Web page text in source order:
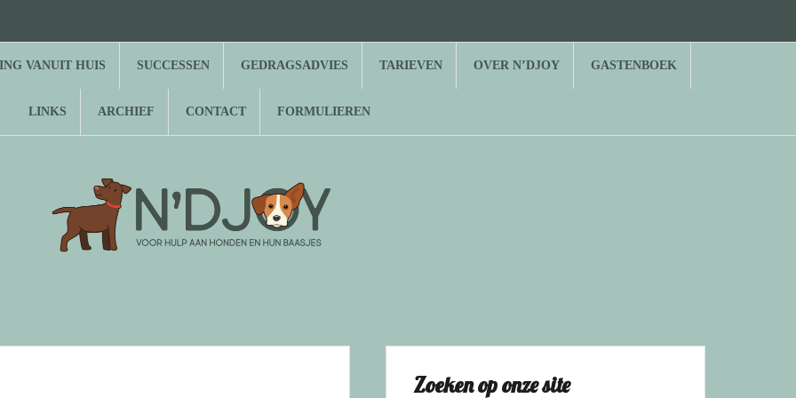
zoekt
baasje
vanuit
huis
N’Djoy
VANUIT HUIS SUCCESSEN GEDRAGSADVIES TARIEVEN OVER N’DJOY GASTENBOEK
LINKS ARCHIEF CONTACT FORMULIEREN
Zoeken op onze site